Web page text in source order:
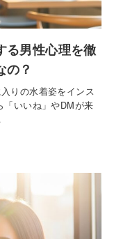
る男性心理を徹
の？
りの水着姿をインス
「いいね」やDMが来